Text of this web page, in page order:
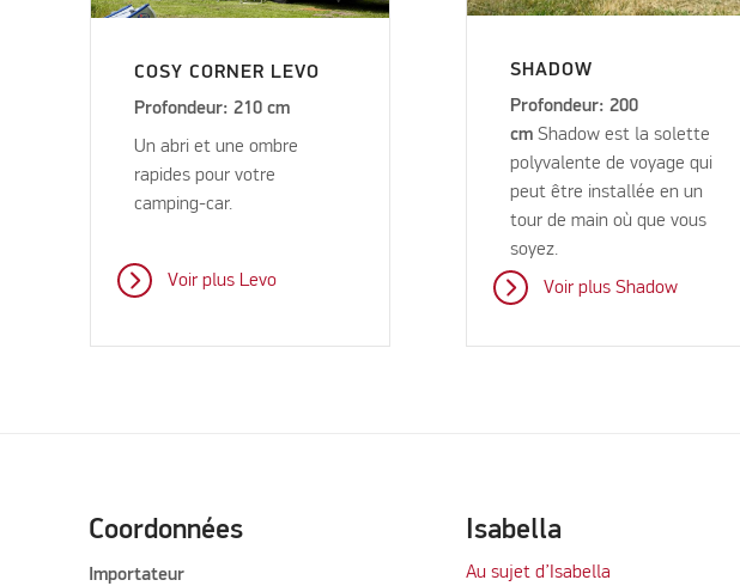
COSY CORNER LEVO
Profondeur: 210 cm
Un abri et une ombre
rapides pour votre
camping-car.
Voir plus Levo
SHADOW
Profondeur: 200
cm Shadow est la solette
polyvalente de voyage qui
peut être installée en un
tour de main où que vous
soyez.
Voir plus Shadow
Coordonnées
Importateur
Isabella
Au sujet d’Isabella